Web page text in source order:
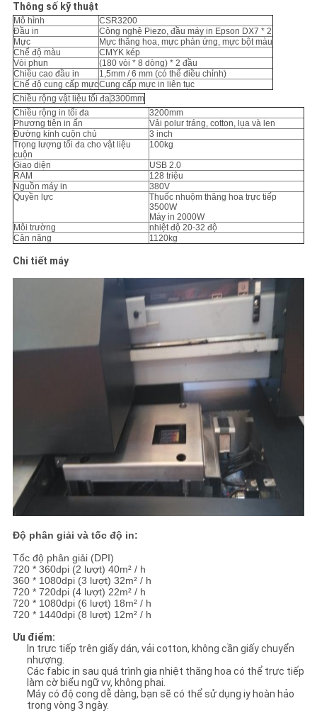
COMPANY
NEWS
SƠ
ĐỒ
TRANG
WEB
CHÍNH
SÁCH
BẢO
MẬT
Thông số kỹ thuật
Mô hình
CSR3200
Đầu in
Công nghệ Piezo, đầu máy in Epson DX7 * 2
Mực
Mực thăng hoa, mực phản ứng, mực bột màu
Chế độ màu
CMYK kép
Vòi phun
(180 vòi * 8 dòng) * 2 đầu
Chiều cao đầu in
1,5mm / 6 mm (có thể điều chỉnh)
Chế độ cung cấp mựcCung cấp mực in liên tục
Chiều rộng vật liệu tối đa3300mm
Chiều rộng in tối đa
3200mm
Phương tiện in ấn
Vải polur tráng, cotton, lụa và len
Đường kính cuộn chủ
3 inch
Trọng lượng tối đa cho vật liệu
cuộn
100kg
Giao diện
USB 2.0
RAM
128 triệu
Nguồn máy in
380V
Quyền lực
Thuốc nhuộm thăng hoa trực tiếp
3500W
Máy in 2000W
Môi trường
nhiệt độ 20-32 độ
Cân nặng
1120kg
Chi tiết máy
Độ phân giải và tốc độ in:
Tốc độ phân giải (DPI)
720 * 360dpi (2 lượt) 40m² / h
360 * 1080dpi (3 lượt) 32m² / h
720 * 720dpi (4 lượt) 22m² / h
720 * 1080dpi (6 lượt) 18m² / h
720 * 1440dpi (8 lượt) 12m² / h
Ưu điểm:
In trực tiếp trên giấy dán, vải cotton, không cần giấy chuyển
nhượng.
Các fabic in sau quá trình gia nhiệt thăng hoa có thể trực tiếp
làm cờ biểu ngữ vv, không phai.
Máy có độ cong dễ dàng, bạn sẽ có thể sử dụng iy hoàn hảo
trong vòng 3 ngày.